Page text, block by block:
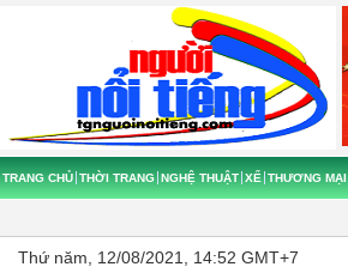
TRANG CHỦ THỜI TRANG NGHỆ THUẬT XẾ THƯƠNG MẠI
Thứ năm, 12/08/2021, 14:52 GMT+7